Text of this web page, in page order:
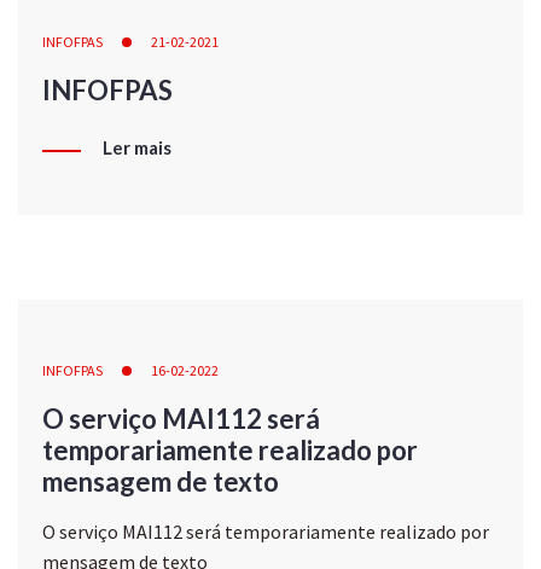
INFOFPAS 21-02-2021
INFOFPAS
Ler mais
INFOFPAS 16-02-2022
O serviço MAI112 será
temporariamente realizado por
mensagem de texto
O serviço MAI112 será temporariamente realizado por
mensagem de texto